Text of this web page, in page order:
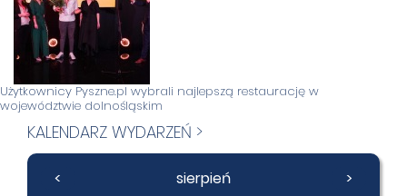
Użytkownicy Pyszne.pl wybrali najlepszą restaurację w
województwie dolnośląskim
KALENDARZ WYDARZEŃ >
< sierpień
>